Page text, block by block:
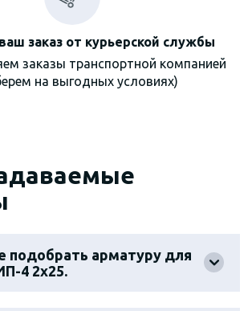
заказ от курьерской службы
заказы транспортной компанией
на выгодных условиях)
подобрать арматуру для
4 2х25.